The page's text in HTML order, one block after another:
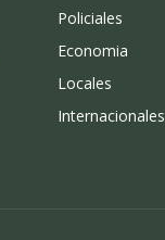
Policiales
Economia
Locales
Internacionales